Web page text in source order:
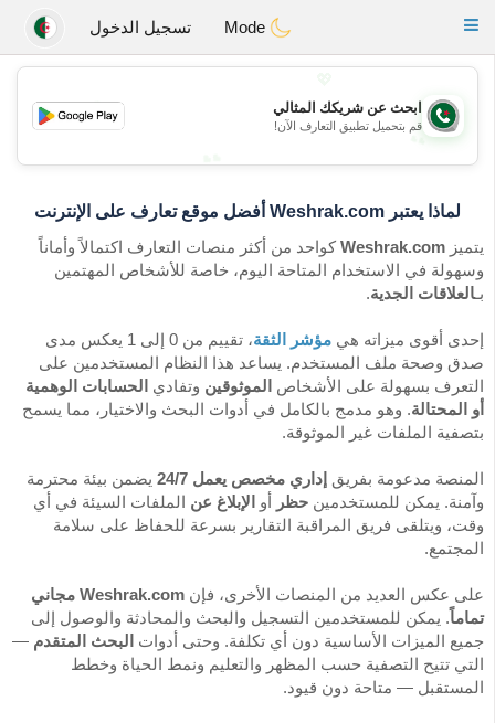
Weshrak
Toggle
تسجيل الدخول
💖
💕
ابحث عن شريكك المثالي
قم بتحميل تطبيق التعارف الآن!
لماذا يعتبر Weshrak.com أفضل موقع تعارف على الإنترنت
يتميز Weshrak.com كواحد من أكثر منصات التعارف اكتمالاً وأماناً
وسهولة في الاستخدام المتاحة اليوم، خاصة للأشخاص المهتمين
بـالعلاقات الجدية.
إحدى أقوى ميزاته هي مؤشر الثقة
، تقييم من 0 إلى 1 يعكس مدى
صدق وصحة ملف المستخدم. يساعد هذا النظام المستخدمين على
التعرف بسهولة على الأشخاص الموثوقين وتفادي الحسابات الوهمية
أو المحتالة. وهو مدمج بالكامل في أدوات البحث والاختيار، مما يسمح
بتصفية الملفات غير الموثوقة.
المنصة مدعومة بفريق إداري مخصص يعمل 24/7
يضمن بيئة محترمة
وآمنة. يمكن للمستخدمين حظر أو الإبلاغ عن الملفات السيئة في أي
وقت، ويتلقى فريق المراقبة التقارير بسرعة للحفاظ على سلامة
المجتمع.
على عكس العديد من المنصات الأخرى، فإن
Weshrak.com مجاني
تماماً. يمكن للمستخدمين التسجيل والبحث والمحادثة والوصول إلى
جميع الميزات الأساسية دون أي تكلفة. وحتى أدوات البحث المتقدم —
التي تتيح التصفية حسب المظهر والتعليم ونمط الحياة وخطط
المستقبل — متاحة دون قيود.